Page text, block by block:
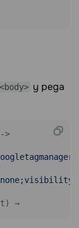
<body> y pega
>
→